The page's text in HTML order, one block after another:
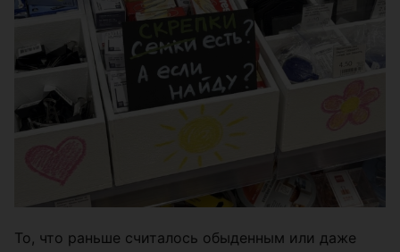
То, что раньше считалось обыденным или даже